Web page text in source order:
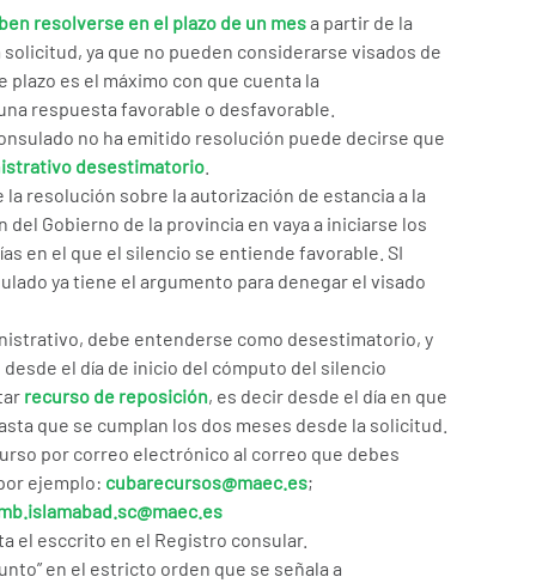
resolverse en el plazo de un mesa partir de la
ya que no pueden considerarse visados de
es el máximo con que cuenta la
respuesta favorable o desfavorable.
no ha emitido resolución puede decirse que
desestimatorio
resolución sobre la autorización de estancia a la
del Gobierno de la provincia en vaya a iniciarse los
en el que el silencio se entiende favorable. SI
ya tiene el argumento para denegar el visado
debe entenderse como desestimatorio, y
desde el día de inicio del cómputo del silencio
recurso de reposición, es decir desde el día en que
que se cumplan los dos meses desde la solicitud.
por correo electrónico al correo que debes
ejemplo: cubarecursos@maec.es;
el esccrito en el Registro consular.
en el estricto orden que se señala a